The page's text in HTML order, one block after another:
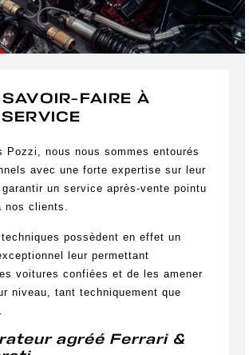
FAIRE À
Pozzi, nous nous sommes entourés
avec une forte expertise sur leur
un service après-vente pointu
nos clients.
possèdent en effet un
leur permettant
voitures confiées et de les amener
niveau, tant techniquement que
agréé Ferrari &